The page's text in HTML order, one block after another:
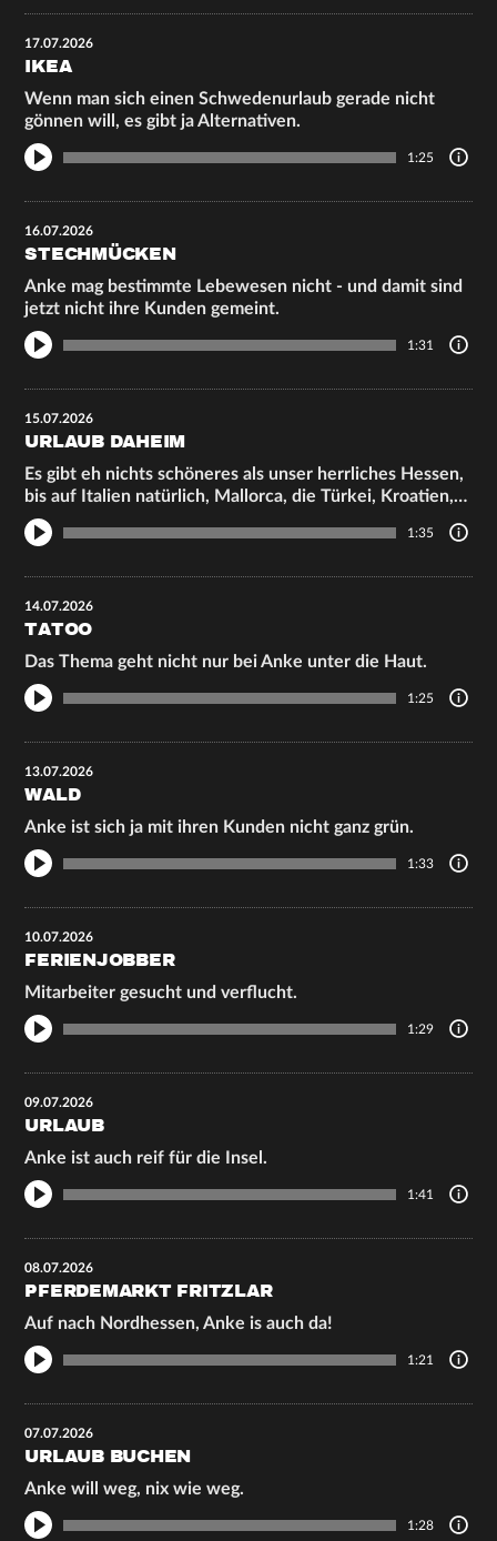
17.07.2026
IKEA
Wenn man sich einen Schwedenurlaub gerade nicht
gönnen will, es gibt ja Alternativen.
1:25
16.07.2026
STECHMÜCKEN
Anke mag bestimmte Lebewesen nicht - und damit sind
jetzt nicht ihre Kunden gemeint.
1:31
15.07.2026
URLAUB DAHEIM
Es gibt eh nichts schöneres als unser herrliches Hessen,
bis auf Italien natürlich, Mallorca, die Türkei, Kroatien,…
1:35
14.07.2026
TATOO
Das Thema geht nicht nur bei Anke unter die Haut.
1:25
13.07.2026
WALD
Anke ist sich ja mit ihren Kunden nicht ganz grün.
1:33
10.07.2026
FERIENJOBBER
Mitarbeiter gesucht und verflucht.
1:29
09.07.2026
URLAUB
Anke ist auch reif für die Insel.
1:41
08.07.2026
PFERDEMARKT FRITZLAR
Auf nach Nordhessen, Anke is auch da!
1:21
07.07.2026
URLAUB BUCHEN
Anke will weg, nix wie weg.
1:28